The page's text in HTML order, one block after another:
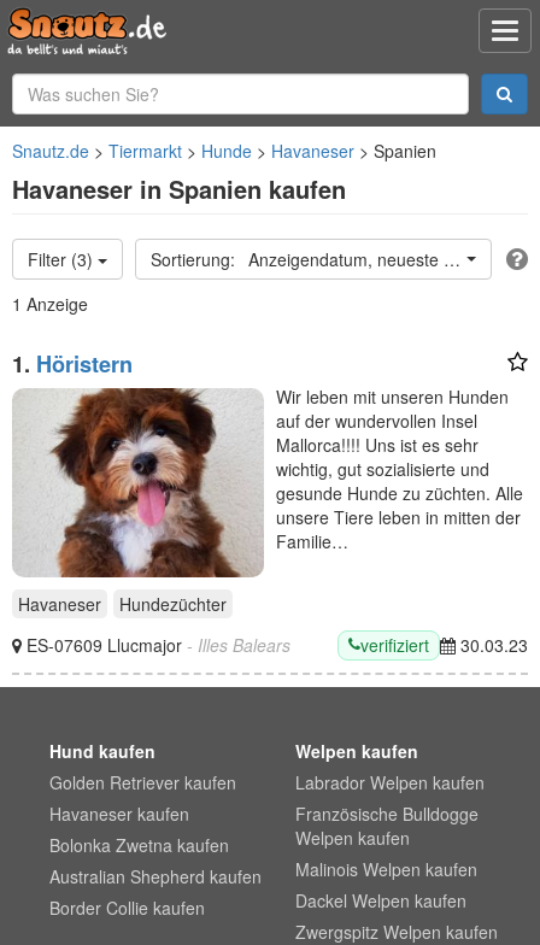
Snautz.de Tiermarkt Hunde Havaneser Spanien
Havaneser in Spanien kaufen
Filter (3)
Anzeigendatum, neueste oben
1 Anzeige
1. Höristern
Wir leben mit unseren Hunden
auf der wundervollen Insel
Mallorca!!!! Uns ist es sehr
wichtig, gut sozialisierte und
gesunde Hunde zu züchten. Alle
unsere Tiere leben in mitten der
Familie…
Havaneser
Hundezüchter
ES-07609 Llucmajor - Illes Balears verifiziert 30.03.23
Hund kaufen
Golden Retriever kaufen
Havaneser kaufen
Bolonka Zwetna kaufen
Australian Shepherd kaufen
Border Collie kaufen
Welpen kaufen
Labrador Welpen kaufen
Französische Bulldogge
Welpen kaufen
Malinois Welpen kaufen
Dackel Welpen kaufen
Zwergspitz Welpen kaufen